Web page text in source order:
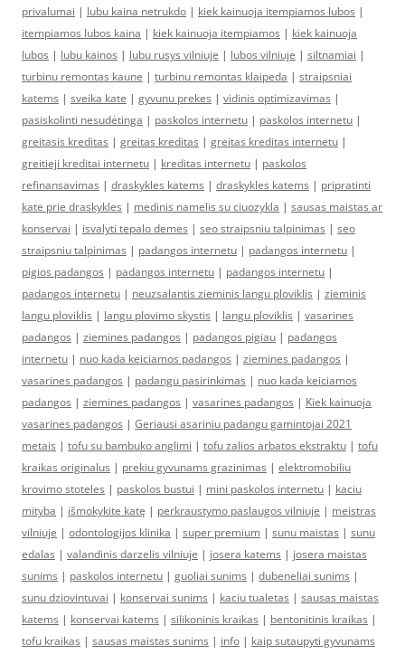
privalumai | lubu kaina netrukdo | kiek kainuoja itempiamos lubos |
itempiamos lubos kaina | kiek kainuoja itempiamos | kiek kainuoja
lubos | lubu kainos | lubu rusys vilniuje | lubos vilniuje | siltnamiai |
turbinu remontas kaune | turbinu remontas klaipeda | straipsniai
katems | sveika kate | gyvunu prekes | vidinis optimizavimas |
pasiskolinti nesudėtinga | paskolos internetu | paskolos internetu |
greitasis kreditas | greitas kreditas | greitas kreditas internetu |
greitieji kreditai internetu | kreditas internetu | paskolos
refinansavimas | draskykles katems | draskykles katems | pripratinti
kate prie draskykles | medinis namelis su ciuozykla | sausas maistas ar
konservai | isvalyti tepalo demes | seo straipsniu talpinimas | seo
straipsniu talpinimas | padangos internetu | padangos internetu |
pigios padangos | padangos internetu | padangos internetu |
padangos internetu | neuzsalantis zieminis langu ploviklis | zieminis
langu ploviklis | langu plovimo skystis | langu ploviklis | vasarines
padangos | ziemines padangos | padangos pigiau | padangos
internetu | nuo kada keiciamos padangos | ziemines padangos |
vasarines padangos | padangu pasirinkimas | nuo kada keiciamos
padangos | ziemines padangos | vasarines padangos | Kiek kainuoja
vasarines padangos | Geriausi asariniu padangu gamintojai 2021
metais | tofu su bambuko anglimi | tofu zalios arbatos ekstraktu | tofu
kraikas originalus | prekiu gyvunams grazinimas | elektromobiliu
krovimo stoteles | paskolos bustui | mini paskolos internetu | kaciu
mityba | išmokykite katę | perkraustymo paslaugos vilniuje | meistras
vilniuje | odontologijos klinika | super premium | sunu maistas | sunu
edalas | valandinis darzelis vilniuje | josera katems | josera maistas
sunims | paskolos internetu | guoliai sunims | dubeneliai sunims |
sunu dziovintuvai | konservai sunims | kaciu tualetas | sausas maistas
katems | konservai katems | silikoninis kraikas | bentonitinis kraikas |
tofu kraikas | sausas maistas sunims | info | kaip sutaupyti gyvunams